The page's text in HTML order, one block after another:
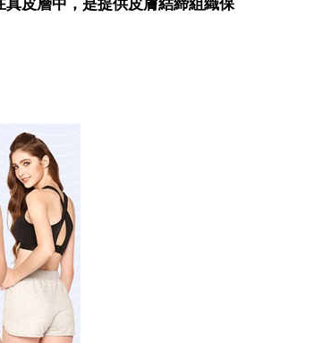
pautan dalam SMS, anda boleh
anda melalui salah satu saluran berikut:
runcit Taiwan Mobile, pemindahan bank,
membeli barangan atau perkhidmatan
masa transaksi. Hasil daripada
ansuran akan dipindahkan oleh peniaga
hendaklah membuat pembayaran
sistem bil Syarikat.
kontrak yang terjalin melalui persetujuan
peniaga akan memberikan maklumat
nombor telefon, atau alamat) kepada
pemprosesan dan penggunaan data
ansuran, termasuk pengesahan,
yang mungkin mengambil masa yang
Oleh itu, anda dikehendaki membuat
dalam tempoh sama ada anda menerima
pengguna kali pertama boleh sehingga
sebenar yang diluluskan akan
dan semakan oleh AFTEE.
mestilah lebih besar daripada NT$20.
untuk ahli Taiwan.
Bayar Kemudian disediakan oleh
akan membuat bil kepada pengguna. AFTEE
yang dikumpul (termasuk nama
penerima, no. telefon, alamat penerima)
Sila rujuk kepada "Penyata
Pemprosesan, Penggunaan"
) untuk maklumat lanjut.
percuma untuk pesanan
percuma untuk pesanan
percuma untuk pesanan
皮層中，是提供皮膚結締組織保